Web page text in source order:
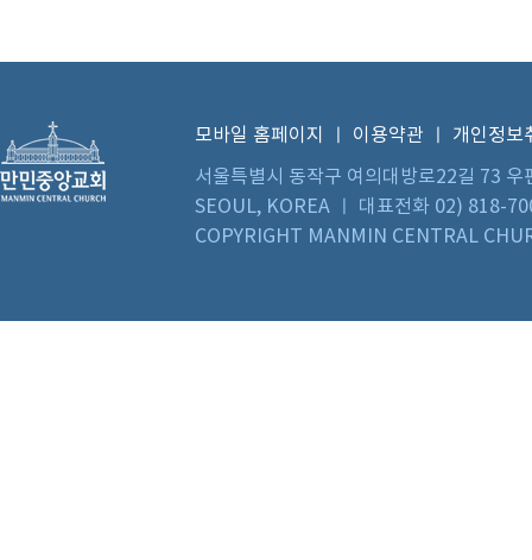
모바일 홈페이지 이용약관
개인정보
서울특별시 동작구 여의대방로22길 73
SEOUL, KOREA ㅣ 대표전화 02) 818-
COPYRIGHT MANMIN CENTRAL